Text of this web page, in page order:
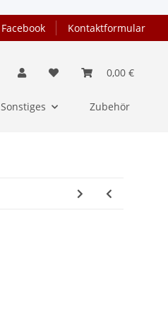
Facebook Kontaktformular
0,00 €
Sonstiges Zubehör